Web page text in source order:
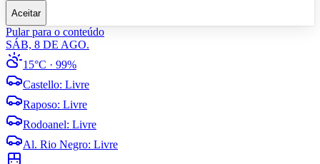
Aceitar
Pular para o conteúdo
SÁB, 8 DE AGO.
15°C · 99%
Castello: Livre
Raposo: Livre
Rodoanel: Livre
Al. Rio Negro: Livre